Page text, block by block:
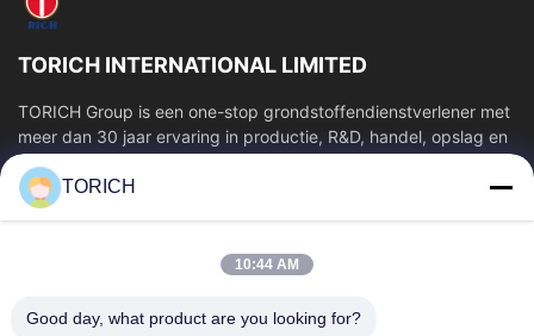
TORICH INTERNATIONAL LIMITED
TORICH Group is een one-stop grondstoffendienstverlener met
meer dan 30 jaar ervaring in productie, R&D, handel, opslag en
verwerking op maat....
Snelle Links
Over Ons
Fabrieksreis
Kwaliteitscontrole
TORICH
10:44 AM
Good day, what product are you looking for?